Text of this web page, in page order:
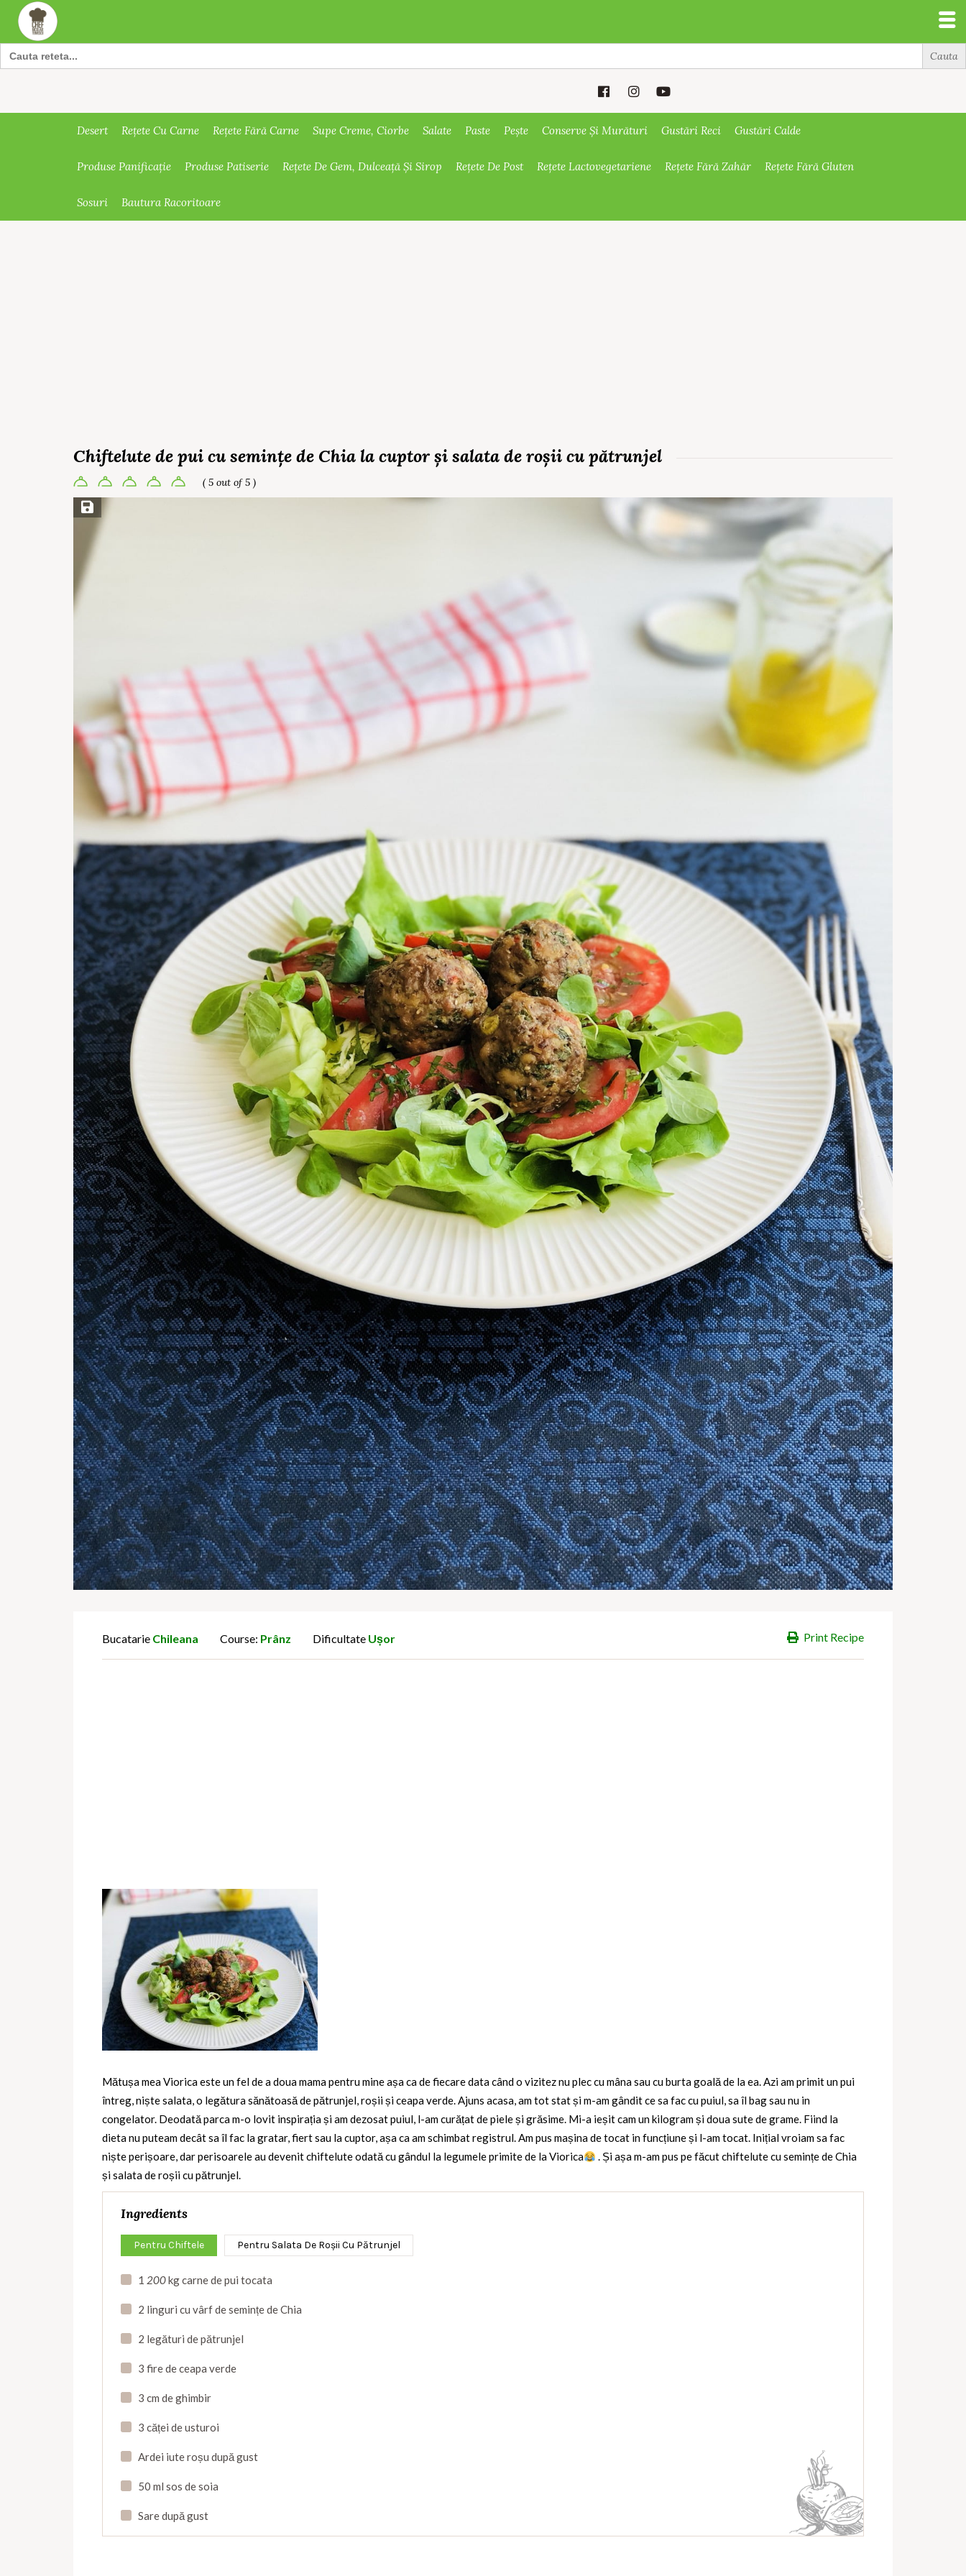
Search
for:
Desert Rețete Cu Carne Rețete Fără Carne Supe Creme, Ciorbe Salate Paste Pește Conserve Și Murături Gustări Reci Gustări Calde
Produse Panificație Produse Patiserie Rețete De Gem, Dulceață Și Sirop Rețete De Post Rețete Lactovegetariene Rețete Fără Zahăr Rețete Fără Gluten
Sosuri Bautura Racoritoare
Chiftelute de pui cu semințe de Chia la cuptor și salata de roșii cu pătrunjel
( 5 out of 5 )
Save Recipe
Print Recipe
Bucatarie Chileana Course: Prânz Dificultate Ușor
Mătușa mea Viorica este un fel de a doua mama pentru mine așa ca de fiecare data când o vizitez nu plec cu mâna sau cu burta goală de la ea. Azi am primit un pui
întreg, niște salata, o legătura sănătoasă de pătrunjel, roșii și ceapa verde. Ajuns acasa, am tot stat și m-am gândit ce sa fac cu puiul, sa îl bag sau nu in
congelator. Deodată parca m-o lovit inspirația și am dezosat puiul, l-am curățat de piele și grăsime. Mi-a ieșit cam un kilogram și doua sute de grame. Fiind la
dieta nu puteam decât sa îl fac la gratar, fiert sau la cuptor, așa ca am schimbat registrul. Am pus mașina de tocat in funcțiune și l-am tocat. Inițial vroiam sa fac
niște perișoare, dar perisoarele au devenit chiftelute odată cu gândul la legumele primite de la Viorica
. Și așa m-am pus pe făcut chiftelute cu semințe de Chia
și salata de roșii cu pătrunjel.
Ingredients
Pentru Chiftele Pentru Salata De Roșii Cu Pătrunjel
1 200kg carne de pui tocata
2 linguri cu vârf de semințe de Chia
2 legături de pătrunjel
3 fire de ceapa verde
3 cm de ghimbir
3 căței de usturoi
Ardei iute roșu după gust
50 ml sos de soia
Sare după gust